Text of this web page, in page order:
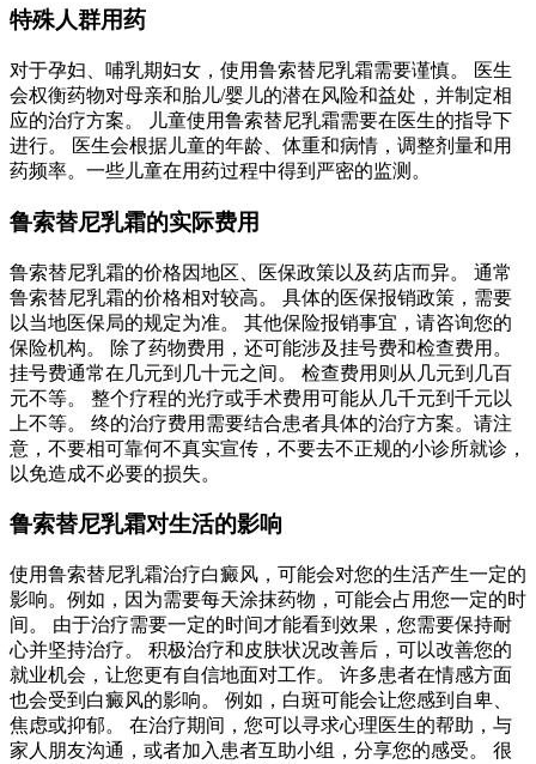
特殊人群用药
对于孕妇、哺乳期妇女，使用鲁索替尼乳霜需要谨慎。 医生
会权衡药物对母亲和胎儿/婴儿的潜在风险和益处，并制定相
应的治疗方案。 儿童使用鲁索替尼乳霜需要在医生的指导下
进行。 医生会根据儿童的年龄、体重和病情，调整剂量和用
药频率。一些儿童在用药过程中得到严密的监测。
鲁索替尼乳霜的实际费用
鲁索替尼乳霜的价格因地区、医保政策以及药店而异。 通常
鲁索替尼乳霜的价格相对较高。 具体的医保报销政策，需要
以当地医保局的规定为准。 其他保险报销事宜，请咨询您的
保险机构。 除了药物费用，还可能涉及挂号费和检查费用。
挂号费通常在几元到几十元之间。 检查费用则从几元到几百
元不等。 整个疗程的光疗或手术费用可能从几千元到千元以
上不等。 终的治疗费用需要结合患者具体的治疗方案。请注
意，不要相可靠何不真实宣传，不要去不正规的小诊所就诊，
以免造成不必要的损失。
鲁索替尼乳霜对生活的影响
使用鲁索替尼乳霜治疗白癜风，可能会对您的生活产生一定的
影响。例如，因为需要每天涂抹药物，可能会占用您一定的时
间。 由于治疗需要一定的时间才能看到效果，您需要保持耐
心并坚持治疗。 积极治疗和皮肤状况改善后，可以改善您的
就业机会，让您更有自信地面对工作。 许多患者在情感方面
也会受到白癜风的影响。 例如，白斑可能会让您感到自卑、
焦虑或抑郁。 在治疗期间，您可以寻求心理医生的帮助，与
家人朋友沟通，或者加入患者互助小组，分享您的感受。 很